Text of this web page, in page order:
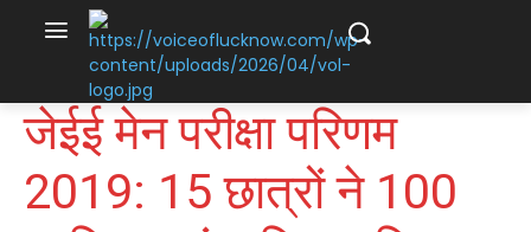
जेईई मेन परीक्षा परिणम
2019: 15 छात्रों ने 100